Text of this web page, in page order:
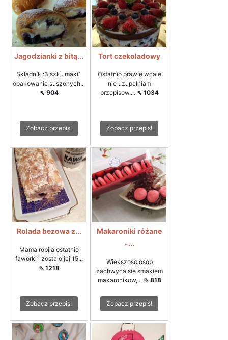
Jagodzianki z bitą...
Skladniki:3 szkl. maki1
opakowanie suszonych...
⇖ 904
Zobacz przepis!
Tort czekoladowy
Ostatnio prawie wcale
nie uzupelniam
przepisow.... ⇖ 1034
Zobacz przepis!
Rolada bezowa z...
Mama robila ostatnio
faworki i zostalo jej 15...
⇖ 1218
Zobacz przepis!
Makaroniki różane
-...
Wiekszosc osob
zachwyca sie smakiem
makaronikow,... ⇖ 818
Zobacz przepis!